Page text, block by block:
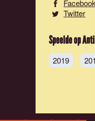
Facebook
Twitter
Speelde op
2019